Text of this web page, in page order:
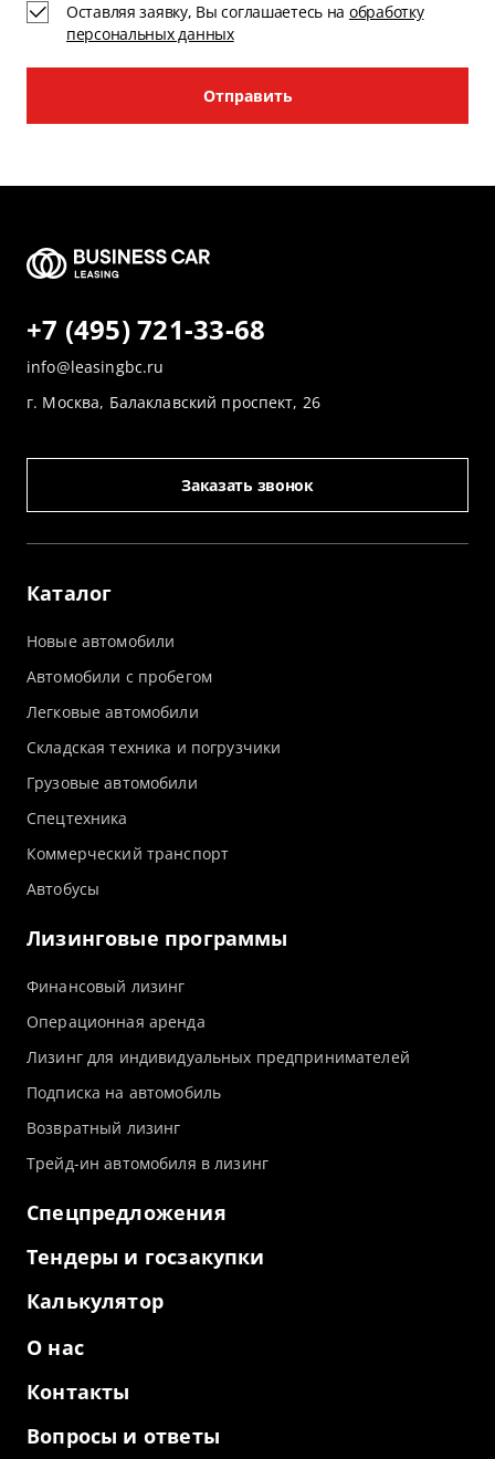
Отправить
Оставляя заявку, Вы соглашаетесь на обработку
персональных данных
Каталог
Новые автомобили
Автомобили с пробегом
Легковые автомобили
Складская техника и погрузчики
Грузовые автомобили
Спецтехника
Коммерческий транспорт
Автобусы
Лизинговые программы
Финансовый лизинг
Операционная аренда
Лизинг для индивидуальных предпринимателей
Подписка на автомобиль
Возвратный лизинг
Трейд-ин автомобиля в лизинг
Спецпредложения
Тендеры и госзакупки
Калькулятор
О нас
Контакты
Вопросы и ответы
+7 (495) 721-33-68
info@leasingbc.ru
г. Москва, Балаклавский проспект, 26
Заказать звонок